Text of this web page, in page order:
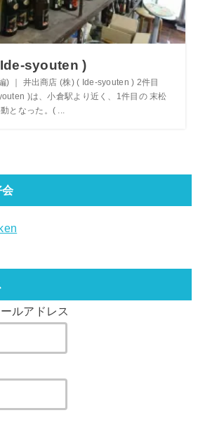
syouten )
) ｜ 井出商店 (株) ( Ide-syouten ) 2件目
)は、小倉駅より近く、1件目の 末松
となった。( ...
ルアドレス